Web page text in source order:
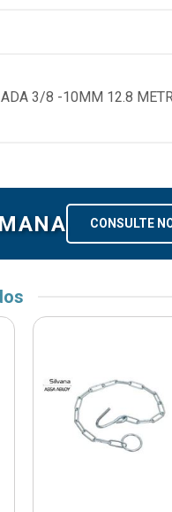
3/8 -10MM 12.8
CONSULTE